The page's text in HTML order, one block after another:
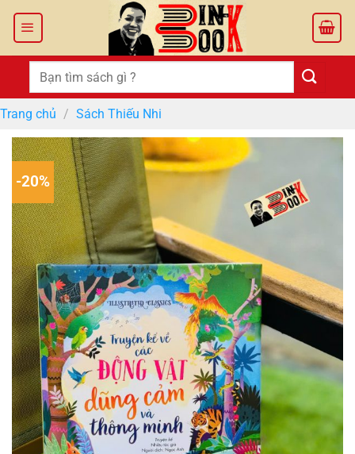
Tìm
kiếm:
Trang chủ / Sách Thiếu Nhi
-20%